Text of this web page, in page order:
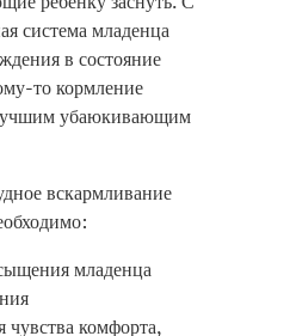
система младенца
в состояние
то кормление
убаюкивающим
вскармливание
младенца
чувства комфорта,